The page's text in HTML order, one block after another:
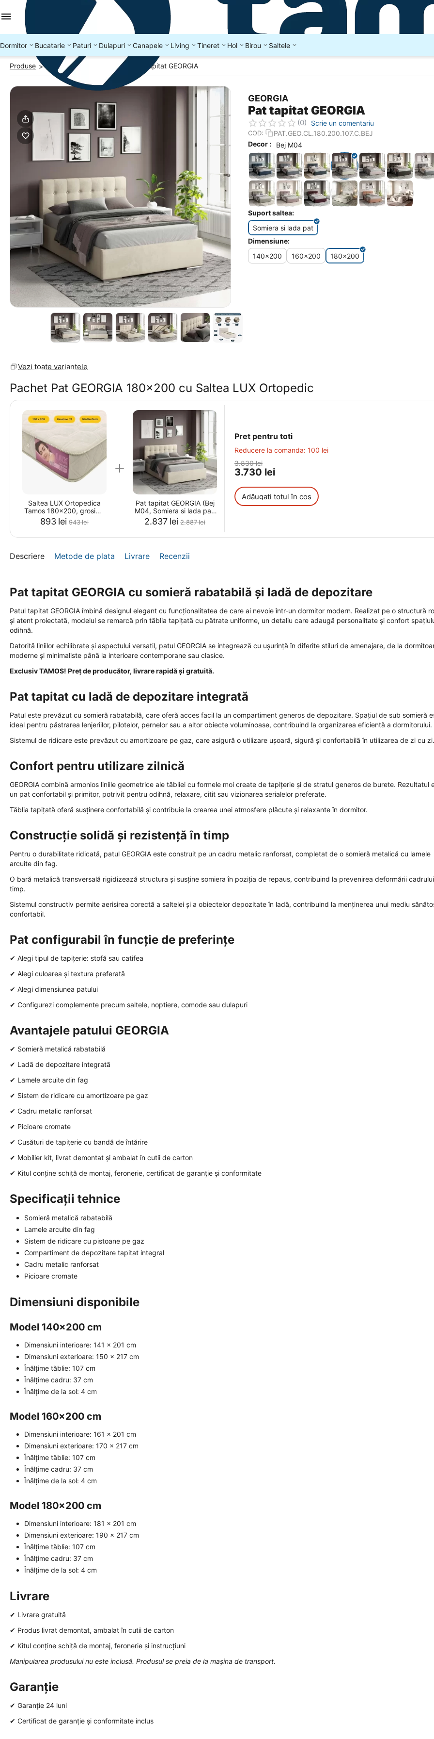
Dormitor Bucatarie Paturi Dulapuri Canapele Living Tineret Hol Birou Saltele
Produse > Paturi tapitate 140x200 Pat tapitat GEORGIA
GEORGIA
Pat tapitat GEORGIA
(0) Scrie un comentariu
COD:
PAT.GEO.CL.180.200.107.C.BEJ
Decor :
Bej M04
Suport saltea:
Somiera si lada pat
Dimensiune:
140x200
160x200 180x200
Vezi toate variantele
Pachet Pat GEORGIA 180x200 cu Saltea LUX Ortopedic
Saltea LUX Ortopedica
Tamos 180x200, grosime
21 cm
‍893‍ lei ‍943‍lei
Pat tapitat GEORGIA (Bej
M04, Somiera si lada pat,
180x200)
2.837 lei 2.887lei
Pret pentru toti
Reducere la comanda: 100 lei
3.830lei
3.730 lei
Adăugați totul în coș
Descriere Metode de plata Livrare Recenzii
Pat tapitat GEORGIA cu somieră rabatabilă și ladă de depozitare
Patul tapitat GEORGIA îmbină designul elegant cu funcționalitatea de care ai nevoie într-un dormitor modern. Realizat pe o structură
și atent proiectată, modelul se remarcă prin tăblia tapițată cu pătrate uniforme, un detaliu care adaugă personalitate și confort
odihnă.
Datorită liniilor echilibrate și aspectului versatil, patul GEORGIA se integrează cu ușurință în diferite stiluri de amenajare, de la
moderne și minimaliste până la interioare contemporane sau clasice.
Exclusiv TAMOS! Preț de producător, livrare rapidă și gratuită.
Pat tapitat cu ladă de depozitare integrată
Patul este prevăzut cu somieră rabatabilă, care oferă acces facil la un compartiment generos de depozitare. Spațiul de sub somieră
ideal pentru păstrarea lenjeriilor, pilotelor, pernelor sau a altor obiecte voluminoase, contribuind la organizarea eficientă a dormitorului.
Sistemul de ridicare este prevăzut cu amortizoare pe gaz, care asigură o utilizare ușoară, sigură și confortabilă în utilizarea de zi cu zi.
Confort pentru utilizare zilnică
GEORGIA combină armonios liniile geometrice ale tăbliei cu formele moi create de tapițerie și de stratul generos de burete. Rezultatul
un pat confortabil și primitor, potrivit pentru odihnă, relaxare, citit sau vizionarea serialelor preferate.
Tăblia tapițată oferă susținere confortabilă și contribuie la crearea unei atmosfere plăcute și relaxante în dormitor.
Construcție solidă și rezistență în timp
Pentru o durabilitate ridicată, patul GEORGIA este construit pe un cadru metalic ranforsat, completat de o somieră metalică cu lamele
arcuite din fag.
O bară metalică transversală rigidizează structura și susține somiera în poziția de repaus, contribuind la prevenirea deformării
timp.
Sistemul constructiv permite aerisirea corectă a saltelei și a obiectelor depozitate în ladă, contribuind la menținerea unui mediu
confortabil.
Pat configurabil în funcție de preferințe
✔ Alegi tipul de tapițerie: stofă sau catifea
✔ Alegi culoarea și textura preferată
✔ Alegi dimensiunea patului
✔ Configurezi complemente precum saltele, noptiere, comode sau dulapuri
Avantajele patului GEORGIA
✔ Somieră metalică rabatabilă
✔ Ladă de depozitare integrată
✔ Lamele arcuite din fag
✔ Sistem de ridicare cu amortizoare pe gaz
✔ Cadru metalic ranforsat
✔ Picioare cromate
✔ Cusături de tapițerie cu bandă de întărire
✔ Mobilier kit, livrat demontat și ambalat în cutii de carton
✔ Kitul conține schiță de montaj, feronerie, certificat de garanție și conformitate
Specificații tehnice
Somieră metalică rabatabilă
Lamele arcuite din fag
Sistem de ridicare cu pistoane pe gaz
Compartiment de depozitare tapitat integral
Cadru metalic ranforsat
Picioare cromate
Dimensiuni disponibile
Model 140x200 cm
Dimensiuni interioare: 141 x 201 cm
Dimensiuni exterioare: 150 x 217 cm
Înălțime tăblie: 107 cm
Înălțime cadru: 37 cm
Înălțime de la sol: 4 cm
Model 160x200 cm
Dimensiuni interioare: 161 x 201 cm
Dimensiuni exterioare: 170 x 217 cm
Înălțime tăblie: 107 cm
Înălțime cadru: 37 cm
Înălțime de la sol: 4 cm
Model 180x200 cm
Dimensiuni interioare: 181 x 201 cm
Dimensiuni exterioare: 190 x 217 cm
Înălțime tăblie: 107 cm
Înălțime cadru: 37 cm
Înălțime de la sol: 4 cm
Livrare
✔ Livrare gratuită
✔ Produs livrat demontat, ambalat în cutii de carton
✔ Kitul conține schiță de montaj, feronerie și instrucțiuni
Manipularea produsului nu este inclusă. Produsul se preia de la mașina de transport.
Garanție
✔ Garanție 24 luni
✔ Certificat de garanție și conformitate inclus